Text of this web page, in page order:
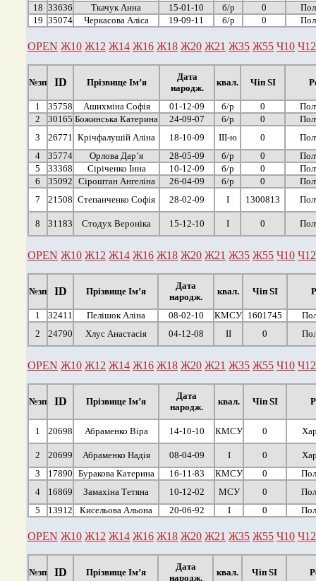
18 33636 Ткачук Анна 15-01-10 б/р 0
19 35074 Черкасова Аліса 19-09-11 б/р 0
OPEN Ж10 Ж12 Ж14 Ж16 Ж18 Ж20 Ж21 Ж35 Ж55 Ч10 Ч12
№зп ID Прізвище Ім’я
Дата
народж.
квал. Чіп SI
1 35758 Ашихміна Софія 01-12-09 б/р 0
2
30165 Божинська Катерина 24-09-07 б/р 0
3
26771 Крічфалушій Аліна 18-10-09 ІІІ-ю 0
4
35774 Орлова Дар’я 28-05-09 б/р 0
5
33368 Сіріченко Інна 10-12-09 б/р 0
6
35092 Сіроштан Ангеліна 26-04-09 б/р 0
7
21508 Степанченко Софія 28-02-09 І 1300813
8 31183 Стодух Вероніка 15-12-10 І 0
OPEN Ж10 Ж12 Ж14 Ж16 Ж18 Ж20 Ж21 Ж35 Ж55 Ч10 Ч12
№зп ID Прізвище Ім’я
Дата
народж.
квал. Чіп SI
1 32411 Пелішок Аліна 08-02-10 КМСУ 1601745
2
24790 Хлус Анастасія 04-12-08 ІІ 0
OPEN Ж10 Ж12 Ж14 Ж16 Ж18 Ж20 Ж21 Ж35 Ж55 Ч10 Ч12
№зп ID Прізвище Ім’я
Дата
народж.
квал. Чіп SI
1 20698 Абраменко Віра 14-10-10 КМСУ 0
2 20699 Абраменко Надія 08-04-09 І 0
3
17890 Буракова Катерина 16-11-83 КМСУ 0
4
16869 Замахіна Тетяна 10-12-02 МСУ 0
5
13912 Кисельова Альона 20-06-92 І 0
OPEN Ж10 Ж12 Ж14 Ж16 Ж18 Ж20 Ж21 Ж35 Ж55 Ч10 Ч12
№зп ID Прізвище Ім’я
Дата
народж.
квал. Чіп SI